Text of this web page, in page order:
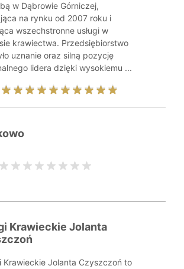
w Dąbrowie Górniczej,
na rynku od 2007 roku i
wszechstronne usługi w
krawiectwa. Przedsiębiorstwo
uznanie oraz silną pozycję
lidera dzięki wysokiemu ...
Krawieckie Jolanta
Krawieckie Jolanta Czyszczoń to